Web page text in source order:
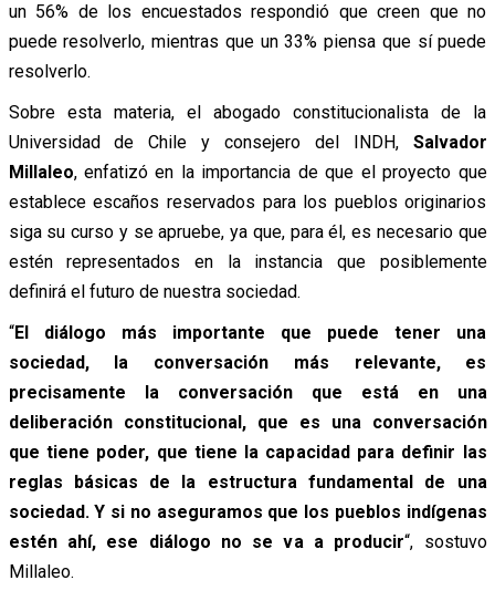
un 56% de los encuestados respondió que creen que no
puede resolverlo, mientras que un 33% piensa que sí puede
resolverlo.
Sobre esta materia, el abogado constitucionalista de la
Universidad de Chile y consejero del INDH, Salvador
Millaleo, enfatizó en la importancia de que el proyecto que
establece escaños reservados para los pueblos originarios
siga su curso y se apruebe, ya que, para él, es necesario que
estén representados en la instancia que posiblemente
definirá el futuro de nuestra sociedad.
“El diálogo más importante que puede tener una
sociedad, la conversación más relevante, es
precisamente la conversación que está en una
deliberación constitucional, que es una conversación
que tiene poder, que tiene la capacidad para definir las
reglas básicas de la estructura fundamental de una
sociedad. Y si no aseguramos que los pueblos indígenas
estén ahí, ese diálogo no se va a producir“, sostuvo
Millaleo.